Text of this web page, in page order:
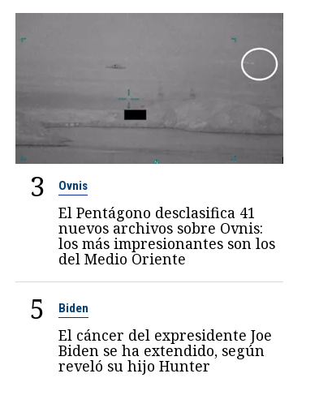
3 Ovnis
El Pentágono desclasifica 41
nuevos archivos sobre Ovnis:
los más impresionantes son los
del Medio Oriente
5 Biden
El cáncer del expresidente Joe
Biden se ha extendido, según
reveló su hijo Hunter